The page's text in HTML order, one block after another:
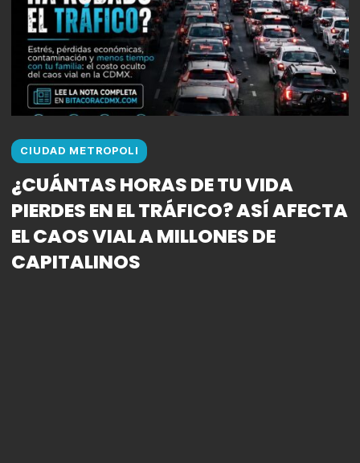
CIUDAD METROPOLI
¿CUÁNTAS HORAS DE TU VIDA
PIERDES EN EL TRÁFICO? ASÍ AFECTA
EL CAOS VIAL A MILLONES DE
CAPITALINOS